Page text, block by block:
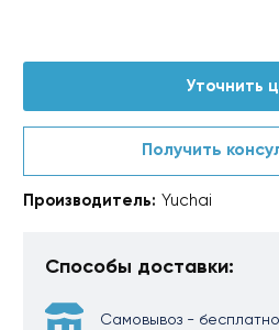
Уточнить
Получить
Производитель: Yuchai
Способы доставки:
Самовывоз - бесплатно